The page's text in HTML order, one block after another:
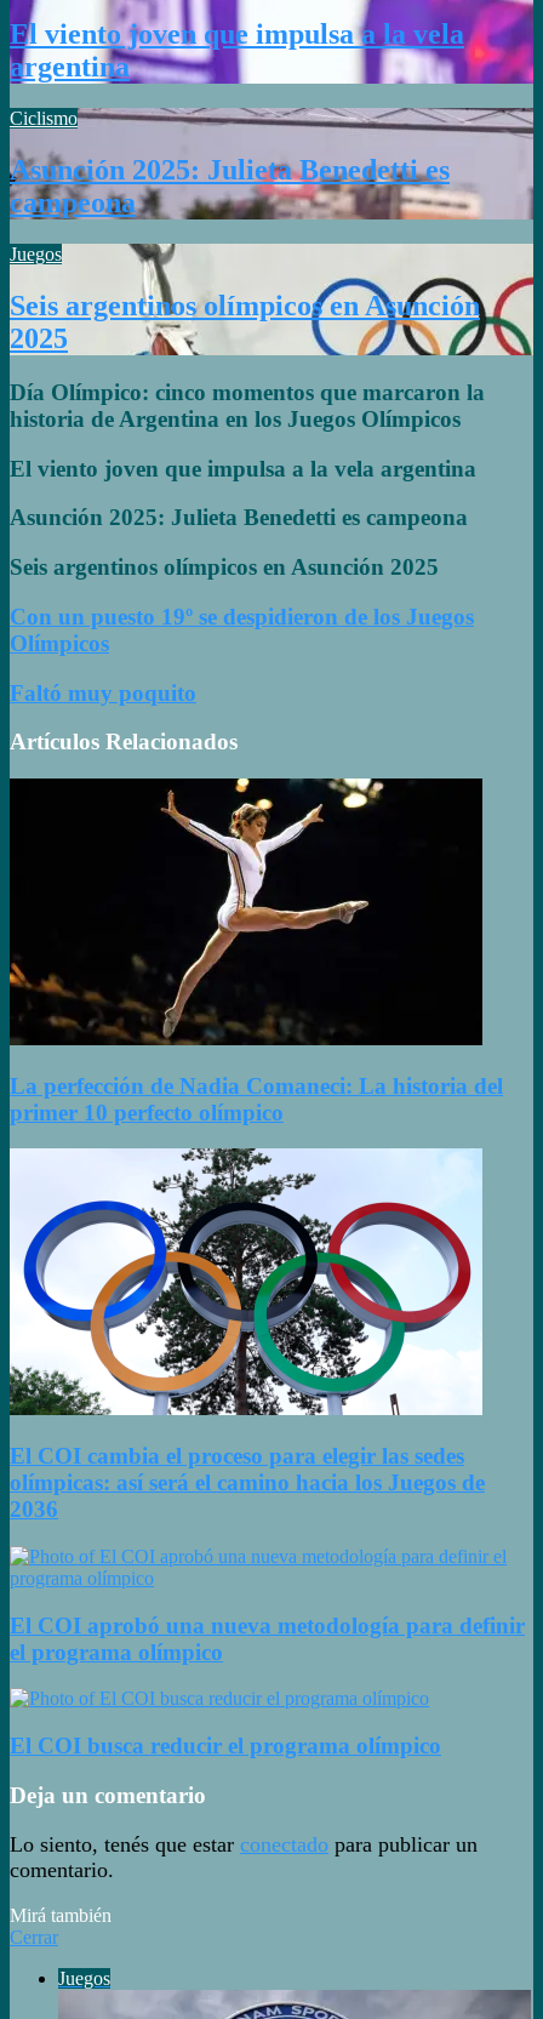
El viento joven que impulsa a la vela
argentina
Ciclismo
Asunción 2025: Julieta Benedetti es
campeona
Juegos
Seis argentinos olímpicos en Asunción
2025
Día Olímpico: cinco momentos que marcaron la
historia de Argentina en los Juegos Olímpicos
El viento joven que impulsa a la vela argentina
Asunción 2025: Julieta Benedetti es campeona
Seis argentinos olímpicos en Asunción 2025
Con un puesto 19º se despidieron de los Juegos
Olímpicos
Faltó muy poquito
Artículos Relacionados
La perfección de Nadia Comaneci: La historia del
primer 10 perfecto olímpico
El COI cambia el proceso para elegir las sedes
olímpicas: así será el camino hacia los Juegos de
2036
El COI aprobó una nueva metodología para definir
el programa olímpico
El COI busca reducir el programa olímpico
Deja un comentario
Lo siento, tenés que estar conectado para publicar un
comentario.
Mirá también
Cerrar
Juegos